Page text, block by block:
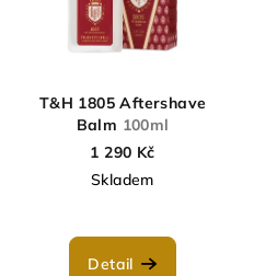
T&H 1805 Aftershave
Balm 100ml
1 290 Kč
Skladem
Detail